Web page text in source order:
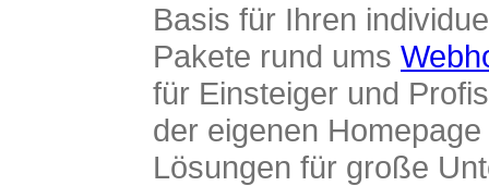
Basis für Ihren
Pakete rund ums
für Einsteiger und
der eigenen
Lösungen für große